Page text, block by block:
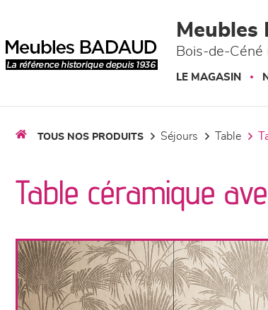
Meubles
Bois-de-Céné
LE MAGASIN
TOUS NOS PRODUITS séjours table
Table céramique